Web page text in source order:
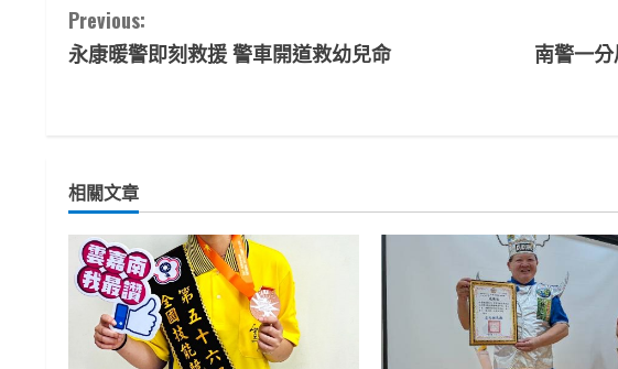
C
o
i
n
u
Previous:
永康暖警即刻救援 警車開道救幼兒命
南警一
相關文章